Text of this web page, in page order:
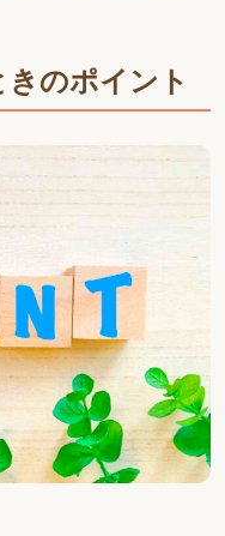
のポイント